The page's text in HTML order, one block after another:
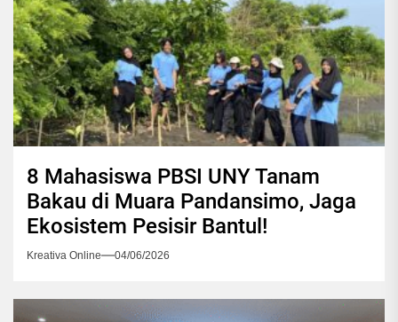
8 Mahasiswa PBSI UNY Tanam
Bakau di Muara Pandansimo, Jaga
Ekosistem Pesisir Bantul!
Kreativa Online 04/06/2026